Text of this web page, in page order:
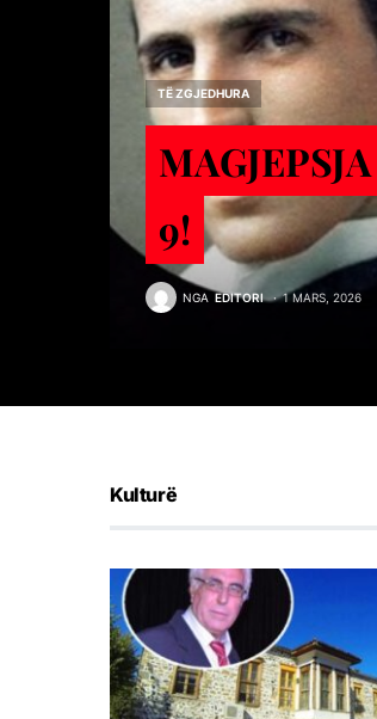
TË ZGJEDHURA
9!
NGA EDITORI 1 MARS, 2026
Kulturë